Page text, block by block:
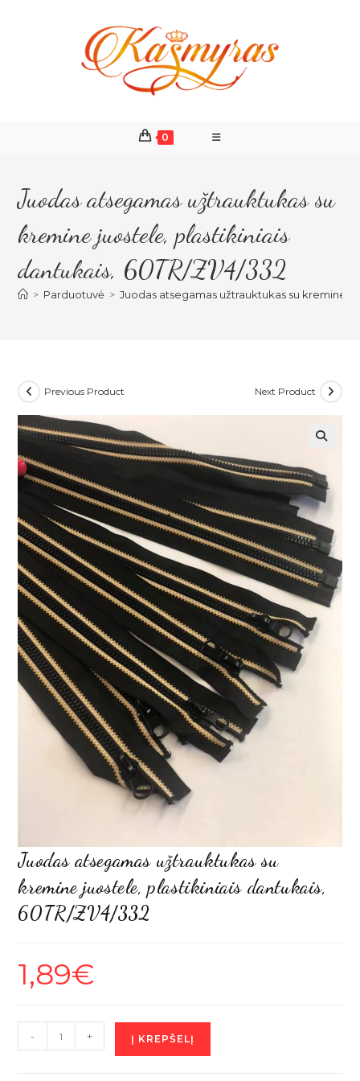
0
Juodas atsegamas užtrauktukas su
kremine juostele, plastikiniais
dantukais, 60TR/ZV4/332
> Parduotuvė > Juodas atsegamas užtrauktukas su kremine
Previous Product Next Product
Juodas atsegamas užtrauktukas su
kremine juostele, plastikiniais dantukais,
60TR/ZV4/332
1,89€
produkto
kiekis:
- + Į KREPŠELĮ